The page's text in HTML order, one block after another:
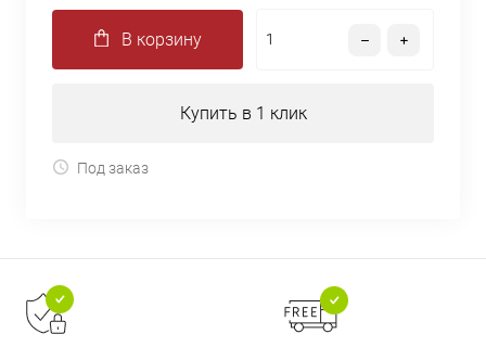
В корзину
Купить в 1 клик
Под заказ